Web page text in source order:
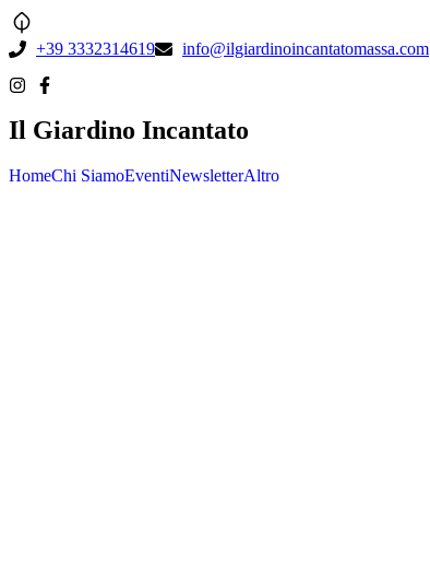
+39 3332314619 info@ilgiardinoincantatomassa.com
Il Giardino Incantato
HomeChi SiamoEventiNewsletterAltro